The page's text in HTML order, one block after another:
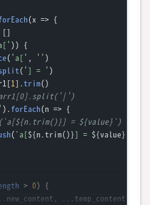
(x => {
[]
)) {
('a[' , '' )
('] = ' )
1].trim()
). forEach(n => {
= ${value}`)
(`a[${n.trim()}] = ${value}
> 0) {
...temp_content]